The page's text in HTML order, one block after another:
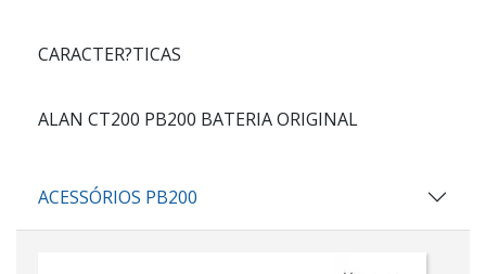
CARACTER?TICAS
ALAN CT200 PB200 BATERIA ORIGINAL
ACESSÓRIOS PB200